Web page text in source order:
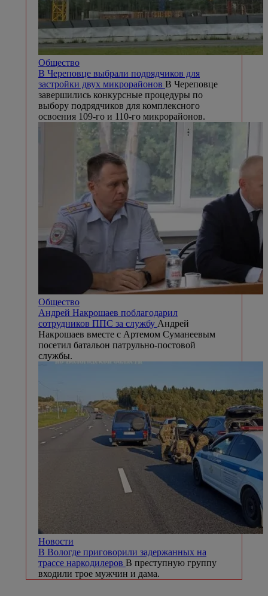
Общество
В Череповце выбрали подрядчиков для
застройки двух микрорайонов В Череповце
завершились конкурсные процедуры по
выбору подрядчиков для комплексного
освоения 109-го и 110-го микрорайонов.
Общество
Андрей Накрошаев поблагодарил
сотрудников ППС за службу Андрей
Накрошаев вместе с Артемом Суманеевым
посетил батальон патрульно-постовой
службы.
Новости
В Вологде приговорили задержанных на
трассе наркодилеров В преступную группу
входили трое мужчин и дама.